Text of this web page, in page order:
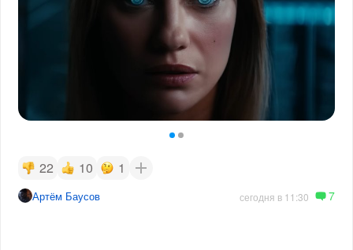
22 10 1
Артём Баусов сегодня в 11:30 7